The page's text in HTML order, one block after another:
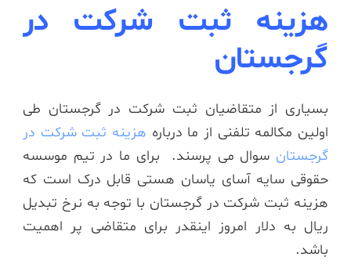
هزینه ثبت شرکت در
گرجستان
بسیاری از متقاضیان ثبت شرکت در گرجستان طی
اولین مکالمه تلفنی از ما درباره هزینه ثبت شرکت در
گرجستان سوال می پرسند. برای ما در تیم موسسه
حقوقی سایه آسای یاسان هستی قابل درک است که
هزینه ثبت شرکت در گرجستان با توجه به نرخ تبدیل
ریال به دلار امروز اینقدر برای متقاضی پر اهمیت
باشد.